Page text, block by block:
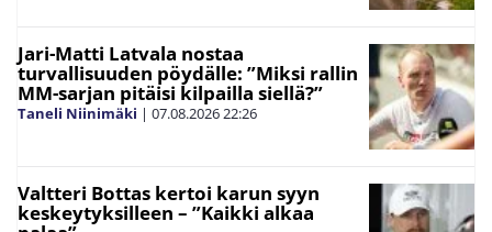
Jari-Matti Latvala nostaa
turvallisuuden pöydälle: ”Miksi rallin
MM-sarjan pitäisi kilpailla siellä?”
Taneli Niinimäki | 07.08.202622:26
Valtteri Bottas kertoi karun syyn
keskeytyksilleen – ”Kaikki alkaa